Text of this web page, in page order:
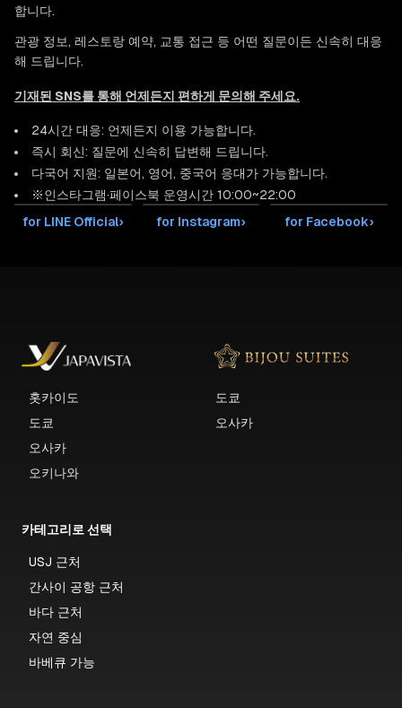
합니다.
관광 정보, 레스토랑 예약, 교통 접근 등 어떤 질문이든 신속히 대응
해 드립니다.
기재된 SNS를 통해 언제든지 편하게 문의해 주세요.
24시간 대응: 언제든지 이용 가능합니다.
즉시 회신: 질문에 신속히 답변해 드립니다.
다국어 지원: 일본어, 영어, 중국어 응대가 가능합니다.
※인스타그램·페이스북 운영시간 10:00~22:00
for LINE Official› for Instagram› for Facebook›
홋카이도
도쿄
오사카
오키나와
도쿄
오사카
카테고리로 선택
USJ 근처
간사이 공항 근처
바다 근처
자연 중심
바베큐 가능